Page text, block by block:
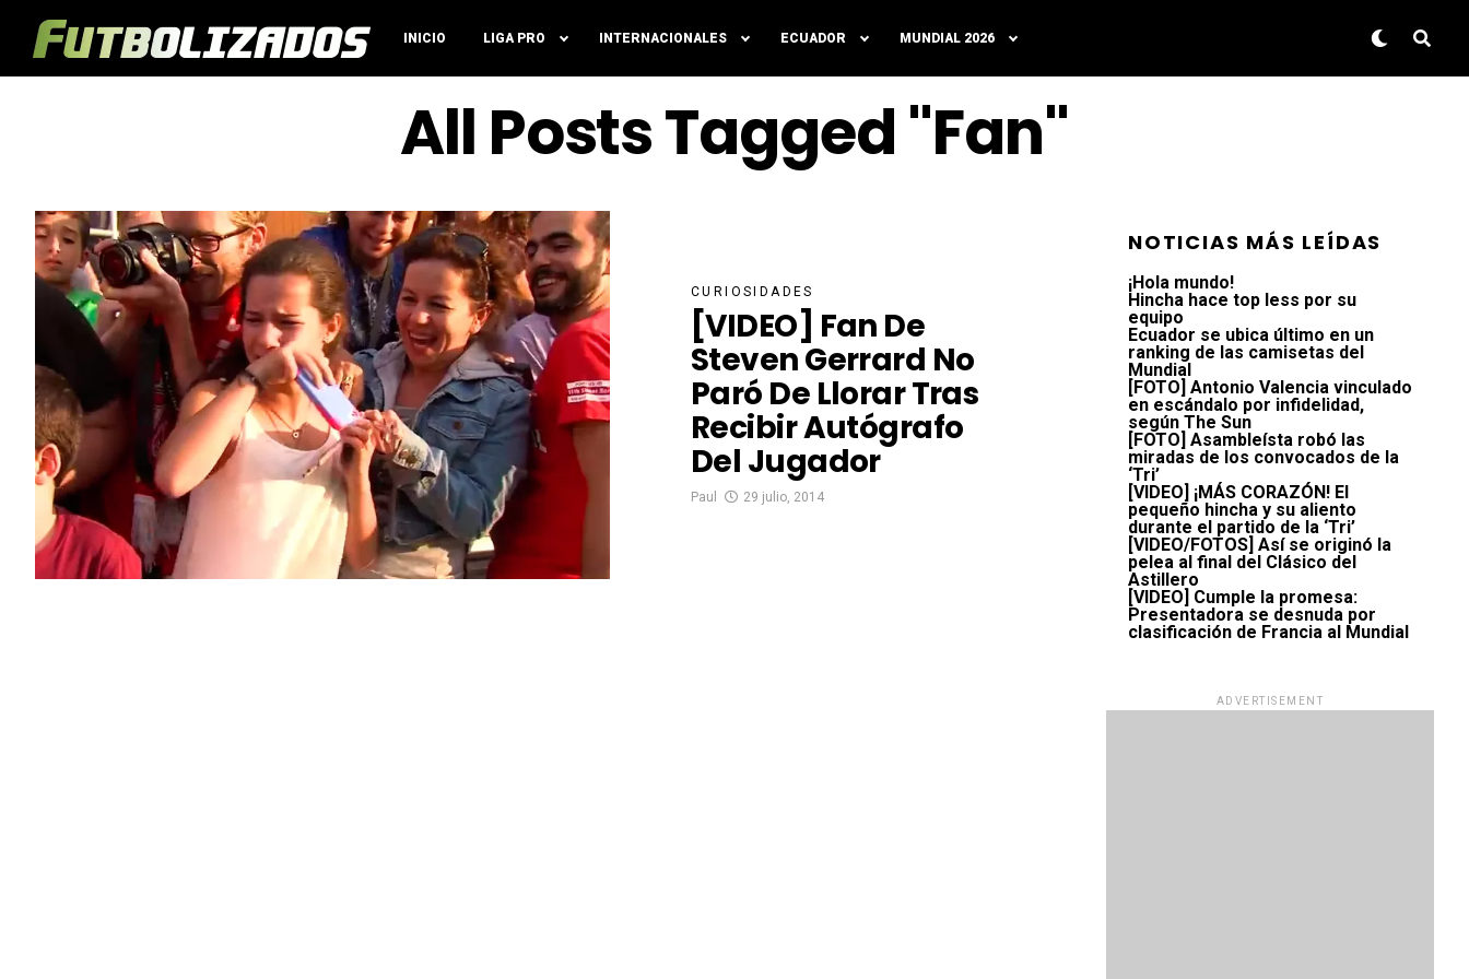
INICIO LIGA PRO INTERNACIONALES ECUADOR MUNDIAL 2026
All Posts Tagged "Fan"
CURIOSIDADES
[VIDEO] Fan De
Steven Gerrard No
Paró De Llorar Tras
Recibir Autógrafo
Del Jugador
Paul 29 julio, 2014
NOTICIAS MÁS LEÍDAS
¡Hola mundo!
Hincha hace top less por su
equipo
Ecuador se ubica último en un
ranking de las camisetas del
Mundial
[FOTO] Antonio Valencia vinculado
en escándalo por infidelidad,
según The Sun
[FOTO] Asambleísta robó las
miradas de los convocados de la
‘Tri’
[VIDEO] ¡MÁS CORAZÓN! El
pequeño hincha y su aliento
durante el partido de la ‘Tri’
[VIDEO/FOTOS] Así se originó la
pelea al final del Clásico del
Astillero
[VIDEO] Cumple la promesa:
Presentadora se desnuda por
clasificación de Francia al Mundial
ADVERTISEMENT